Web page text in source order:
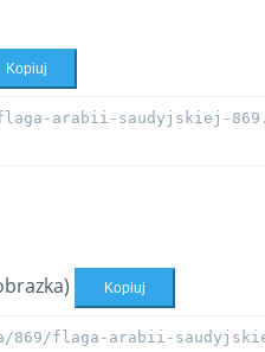
Kopiuj
Kopiuj